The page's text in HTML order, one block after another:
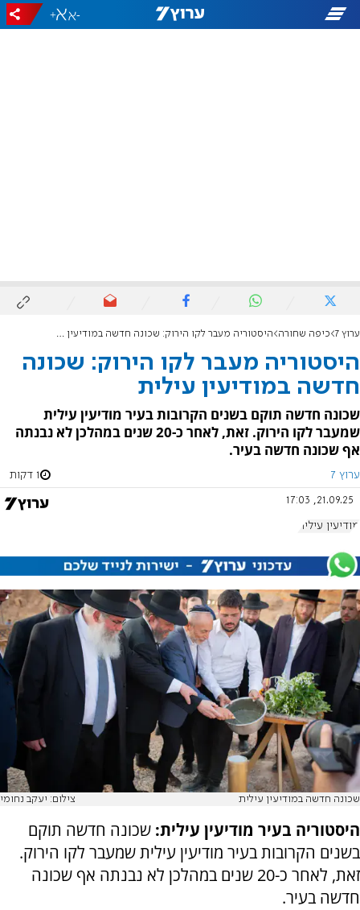
-
+
ערוץ 7 כיפה שחורה היסטוריה מעבר לקו הירוק: שכונה חדשה במודיעין עילית
היסטוריה מעבר לקו הירוק: שכונה
חדשה במודיעין עילית
שכונה חדשה תוקם בשנים הקרובות בעיר מודיעין עילית
שמעבר לקו הירוק. זאת, לאחר כ-20 שנים במהלכן לא נבנתה
אף שכונה חדשה בעיר.
ערוץ 7 1 דקות
21.09.25, 17:03
מודיעין עילית
שכונה חדשה במודיעין עילית צילום: יעקב נחומי
היסטוריה בעיר מודיעין עילית: שכונה חדשה תוקם
בשנים הקרובות בעיר מודיעין עילית שמעבר לקו הירוק.
זאת, לאחר כ-20 שנים במהלכן לא נבנתה אף שכונה
חדשה בעיר.